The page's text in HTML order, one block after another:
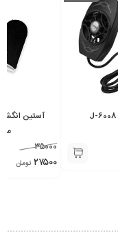
آستین
۳۵۰۰۰
۲۷۵۰۰ تومان